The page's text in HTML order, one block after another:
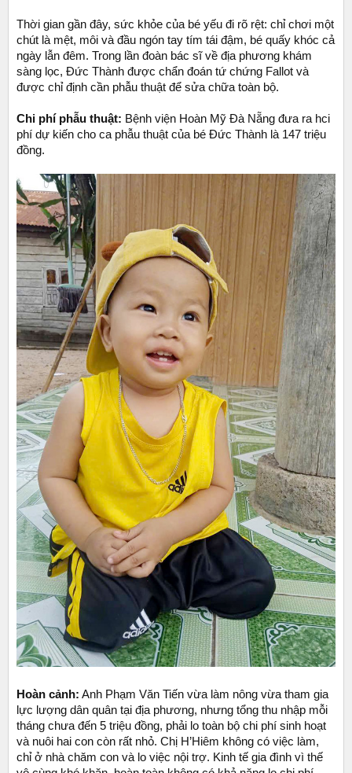
Thời gian gần đây, sức khỏe của bé yếu đi rõ rệt: chỉ chơi một
chút là mệt, môi và đầu ngón tay tím tái đậm, bé quấy khóc cả
ngày lẫn đêm. Trong lần đoàn bác sĩ về địa phương khám
sàng lọc, Đức Thành được chẩn đoán tứ chứng Fallot và
được chỉ định cần phẫu thuật để sửa chữa toàn bộ.
Chi phí phẫu thuật: Bệnh viện Hoàn Mỹ Đà Nẵng đưa ra hci
phí dự kiến cho ca phẫu thuật của bé Đức Thành là 147 triệu
đồng.
Hoàn cảnh: Anh Phạm Văn Tiến vừa làm nông vừa tham gia
lực lượng dân quân tại địa phương, nhưng tổng thu nhập mỗi
tháng chưa đến 5 triệu đồng, phải lo toàn bộ chi phí sinh hoạt
và nuôi hai con còn rất nhỏ. Chị H’Hiêm không có việc làm,
chỉ ở nhà chăm con và lo việc nội trợ. Kinh tế gia đình vì thế